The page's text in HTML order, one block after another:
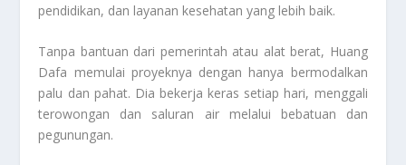
pendidikan, dan layanan kesehatan yang lebih baik.
Tanpa bantuan dari pemerintah atau alat berat, Huang
Dafa memulai proyeknya dengan hanya bermodalkan
palu dan pahat. Dia bekerja keras setiap hari, menggali
terowongan dan saluran air melalui bebatuan dan
pegunungan.